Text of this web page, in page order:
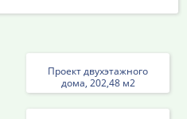
Проект двухэтажного
дома, 202,48 м2